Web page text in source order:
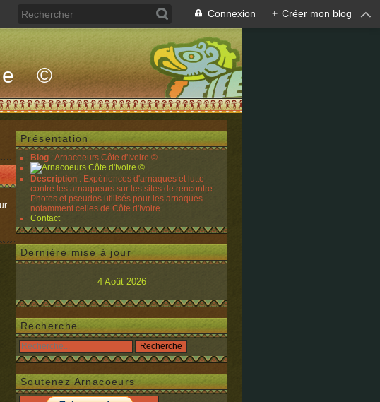
Connexion + Créer mon blog
©
Présentation
Blog : Arnacoeurs Côte d'Ivoire ©
Description : Expériences d'arnaques et lutte
contre les arnaqueurs sur les sites de rencontre.
Photos et pseudos utilisés pour les arnaques
notamment celles de Côte d'Ivoire
Contact
Dernière mise à jour
4 Août 2026
Recherche
Soutenez Arnacoeurs